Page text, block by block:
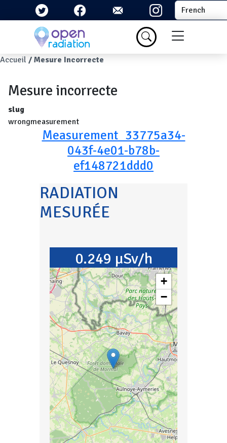
Aller au contenu principal Select your
Menu du
Fil d'Ariane
Accueil Mesure Incorrecte
Mesure incorrecte
slug
wrongmeasurement
Measurement_33775a34-
043f-4e01-b78b-
ef148721ddd0
RADIATION
MESURÉE
0.249 µSv/h
+
−